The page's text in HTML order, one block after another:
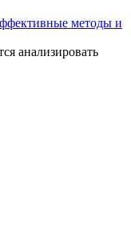
методы и
анализировать